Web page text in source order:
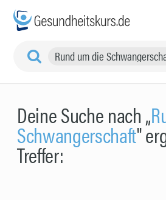
Rund um die
Deine Suche nach „
Schwangerschaft"
Treffer: